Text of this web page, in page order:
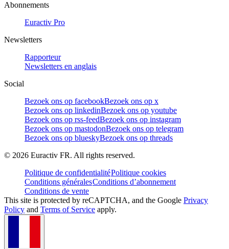
Abonnements
Euractiv Pro
Newsletters
Rapporteur
Newsletters en anglais
Social
Bezoek ons op facebookBezoek ons op x
Bezoek ons op linkedinBezoek ons op youtube
Bezoek ons op rss-feedBezoek ons op instagram
Bezoek ons op mastodonBezoek ons op telegram
Bezoek ons op blueskyBezoek ons op threads
© 2026 Euractiv FR. All rights reserved.
Politique de confidentialitéPolitique cookies
Conditions généralesConditions d’abonnement
Conditions de vente
This site is protected by reCAPTCHA, and the Google Privacy
Policy and Terms of Service apply.